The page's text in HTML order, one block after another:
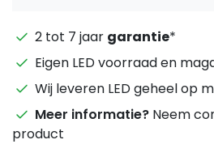
2 tot 7 jaar garantie*
Eigen LED voorraad en
Wij leveren LED geheel op
Meer informatie? Neem
product